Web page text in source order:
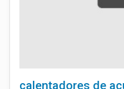
calentadores de